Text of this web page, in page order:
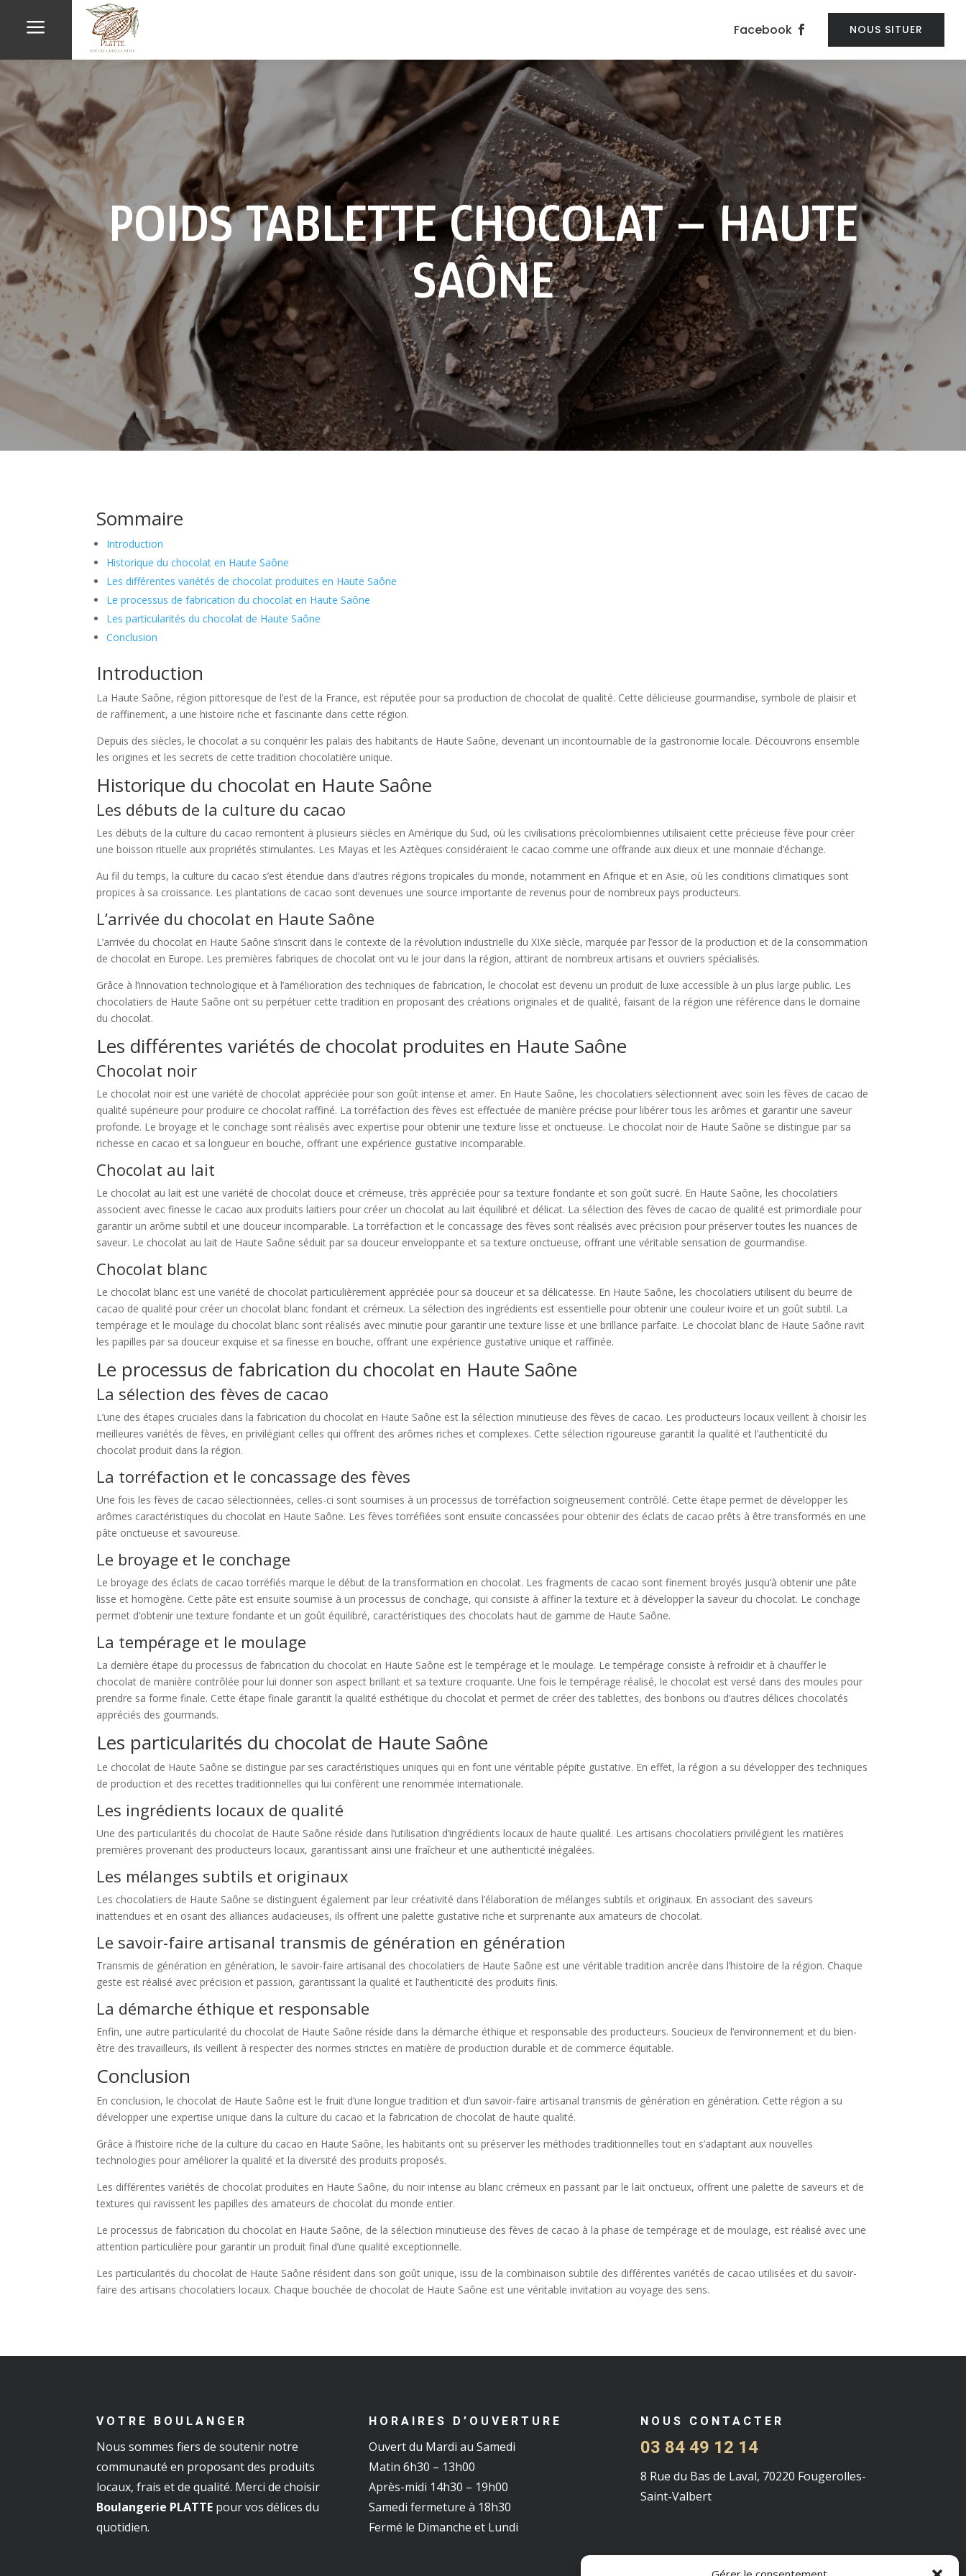
a Facebook NOUS SITUER
POIDS TABLETTE CHOCOLAT – HAUTE
SAÔNE
Sommaire
Introduction
Historique du chocolat en Haute Saône
Les différentes variétés de chocolat produites en Haute Saône
Le processus de fabrication du chocolat en Haute Saône
Les particularités du chocolat de Haute Saône
Conclusion
Introduction
La Haute Saône, région pittoresque de l’est de la France, est réputée pour sa production de chocolat de qualité. Cette délicieuse gourmandise, symbole de plaisir et
de raffinement, a une histoire riche et fascinante dans cette région.
Depuis des siècles, le chocolat a su conquérir les palais des habitants de Haute Saône, devenant un incontournable de la gastronomie locale. Découvrons ensemble
les origines et les secrets de cette tradition chocolatière unique.
Historique du chocolat en Haute Saône
Les débuts de la culture du cacao
Les débuts de la culture du cacao remontent à plusieurs siècles en Amérique du Sud, où les civilisations précolombiennes utilisaient cette précieuse fève pour créer
une boisson rituelle aux propriétés stimulantes. Les Mayas et les Aztèques considéraient le cacao comme une offrande aux dieux et une monnaie d’échange.
Au fil du temps, la culture du cacao s’est étendue dans d’autres régions tropicales du monde, notamment en Afrique et en Asie, où les conditions climatiques sont
propices à sa croissance. Les plantations de cacao sont devenues une source importante de revenus pour de nombreux pays producteurs.
L’arrivée du chocolat en Haute Saône
L’arrivée du chocolat en Haute Saône s’inscrit dans le contexte de la révolution industrielle du XIXe siècle, marquée par l’essor de la production et de la consommation
de chocolat en Europe. Les premières fabriques de chocolat ont vu le jour dans la région, attirant de nombreux artisans et ouvriers spécialisés.
Grâce à l’innovation technologique et à l’amélioration des techniques de fabrication, le chocolat est devenu un produit de luxe accessible à un plus large public. Les
chocolatiers de Haute Saône ont su perpétuer cette tradition en proposant des créations originales et de qualité, faisant de la région une référence dans le domaine
du chocolat.
Les différentes variétés de chocolat produites en Haute Saône
Chocolat noir
Le chocolat noir est une variété de chocolat appréciée pour son goût intense et amer. En Haute Saône, les chocolatiers sélectionnent avec soin les fèves de cacao de
qualité supérieure pour produire ce chocolat raffiné. La torréfaction des fèves est effectuée de manière précise pour libérer tous les arômes et garantir une saveur
profonde. Le broyage et le conchage sont réalisés avec expertise pour obtenir une texture lisse et onctueuse. Le chocolat noir de Haute Saône se distingue par sa
richesse en cacao et sa longueur en bouche, offrant une expérience gustative incomparable.
Chocolat au lait
Le chocolat au lait est une variété de chocolat douce et crémeuse, très appréciée pour sa texture fondante et son goût sucré. En Haute Saône, les chocolatiers
associent avec finesse le cacao aux produits laitiers pour créer un chocolat au lait équilibré et délicat. La sélection des fèves de cacao de qualité est primordiale pour
garantir un arôme subtil et une douceur incomparable. La torréfaction et le concassage des fèves sont réalisés avec précision pour préserver toutes les nuances de
saveur. Le chocolat au lait de Haute Saône séduit par sa douceur enveloppante et sa texture onctueuse, offrant une véritable sensation de gourmandise.
Chocolat blanc
Le chocolat blanc est une variété de chocolat particulièrement appréciée pour sa douceur et sa délicatesse. En Haute Saône, les chocolatiers utilisent du beurre de
cacao de qualité pour créer un chocolat blanc fondant et crémeux. La sélection des ingrédients est essentielle pour obtenir une couleur ivoire et un goût subtil. La
tempérage et le moulage du chocolat blanc sont réalisés avec minutie pour garantir une texture lisse et une brillance parfaite. Le chocolat blanc de Haute Saône ravit
les papilles par sa douceur exquise et sa finesse en bouche, offrant une expérience gustative unique et raffinée.
Le processus de fabrication du chocolat en Haute Saône
La sélection des fèves de cacao
L’une des étapes cruciales dans la fabrication du chocolat en Haute Saône est la sélection minutieuse des fèves de cacao. Les producteurs locaux veillent à choisir les
meilleures variétés de fèves, en privilégiant celles qui offrent des arômes riches et complexes. Cette sélection rigoureuse garantit la qualité et l’authenticité du
chocolat produit dans la région.
La torréfaction et le concassage des fèves
Une fois les fèves de cacao sélectionnées, celles-ci sont soumises à un processus de torréfaction soigneusement contrôlé. Cette étape permet de développer les
arômes caractéristiques du chocolat en Haute Saône. Les fèves torréfiées sont ensuite concassées pour obtenir des éclats de cacao prêts à être transformés en une
pâte onctueuse et savoureuse.
Le broyage et le conchage
Le broyage des éclats de cacao torréfiés marque le début de la transformation en chocolat. Les fragments de cacao sont finement broyés jusqu’à obtenir une pâte
lisse et homogène. Cette pâte est ensuite soumise à un processus de conchage, qui consiste à affiner la texture et à développer la saveur du chocolat. Le conchage
permet d’obtenir une texture fondante et un goût équilibré, caractéristiques des chocolats haut de gamme de Haute Saône.
La tempérage et le moulage
La dernière étape du processus de fabrication du chocolat en Haute Saône est le tempérage et le moulage. Le tempérage consiste à refroidir et à chauffer le
chocolat de manière contrôlée pour lui donner son aspect brillant et sa texture croquante. Une fois le tempérage réalisé, le chocolat est versé dans des moules pour
prendre sa forme finale. Cette étape finale garantit la qualité esthétique du chocolat et permet de créer des tablettes, des bonbons ou d’autres délices chocolatés
appréciés des gourmands.
Les particularités du chocolat de Haute Saône
Le chocolat de Haute Saône se distingue par ses caractéristiques uniques qui en font une véritable pépite gustative. En effet, la région a su développer des techniques
de production et des recettes traditionnelles qui lui confèrent une renommée internationale.
Les ingrédients locaux de qualité
Une des particularités du chocolat de Haute Saône réside dans l’utilisation d’ingrédients locaux de haute qualité. Les artisans chocolatiers privilégient les matières
premières provenant des producteurs locaux, garantissant ainsi une fraîcheur et une authenticité inégalées.
Les mélanges subtils et originaux
Les chocolatiers de Haute Saône se distinguent également par leur créativité dans l’élaboration de mélanges subtils et originaux. En associant des saveurs
inattendues et en osant des alliances audacieuses, ils offrent une palette gustative riche et surprenante aux amateurs de chocolat.
Le savoir-faire artisanal transmis de génération en génération
Transmis de génération en génération, le savoir-faire artisanal des chocolatiers de Haute Saône est une véritable tradition ancrée dans l’histoire de la région. Chaque
geste est réalisé avec précision et passion, garantissant la qualité et l’authenticité des produits finis.
La démarche éthique et responsable
Enfin, une autre particularité du chocolat de Haute Saône réside dans la démarche éthique et responsable des producteurs. Soucieux de l’environnement et du bien-
être des travailleurs, ils veillent à respecter des normes strictes en matière de production durable et de commerce équitable.
Conclusion
En conclusion, le chocolat de Haute Saône est le fruit d’une longue tradition et d’un savoir-faire artisanal transmis de génération en génération. Cette région a su
développer une expertise unique dans la culture du cacao et la fabrication de chocolat de haute qualité.
Grâce à l’histoire riche de la culture du cacao en Haute Saône, les habitants ont su préserver les méthodes traditionnelles tout en s’adaptant aux nouvelles
technologies pour améliorer la qualité et la diversité des produits proposés.
Les différentes variétés de chocolat produites en Haute Saône, du noir intense au blanc crémeux en passant par le lait onctueux, offrent une palette de saveurs et de
textures qui ravissent les papilles des amateurs de chocolat du monde entier.
Le processus de fabrication du chocolat en Haute Saône, de la sélection minutieuse des fèves de cacao à la phase de tempérage et de moulage, est réalisé avec une
attention particulière pour garantir un produit final d’une qualité exceptionnelle.
Les particularités du chocolat de Haute Saône résident dans son goût unique, issu de la combinaison subtile des différentes variétés de cacao utilisées et du savoir-
faire des artisans chocolatiers locaux. Chaque bouchée de chocolat de Haute Saône est une véritable invitation au voyage des sens.
VOTRE BOULANGER
Nous sommes fiers de soutenir notre
communauté en proposant des produits
locaux, frais et de qualité. Merci de choisir
Boulangerie PLATTE pour vos délices du
quotidien.
HORAIRES D’OUVERTURE
Ouvert du Mardi au Samedi
Matin 6h30 – 13h00
Après-midi 14h30 – 19h00
Samedi fermeture à 18h30
Fermé le Dimanche et Lundi
NOUS CONTACTER
03 84 49 12 14
8 Rue du Bas de Laval, 70220 Fougerolles-
Saint-Valbert